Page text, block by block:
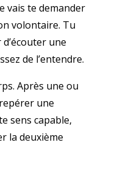
vais te demander
volontaire. Tu
une
de l’entendre.
Après une ou
une
sens capable,
la deuxième